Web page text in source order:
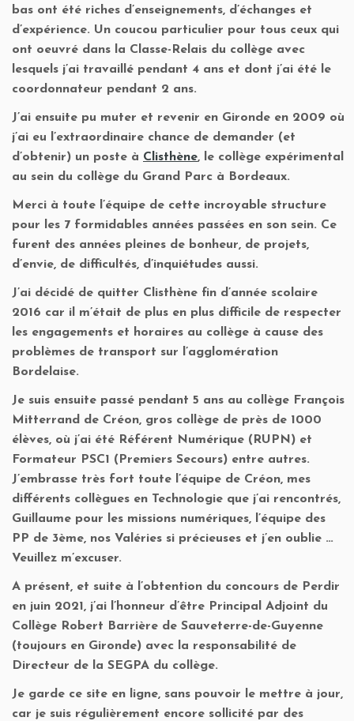
bas ont été riches d’enseignements, d’échanges et
d’expérience. Un coucou particulier pour tous ceux qui
ont oeuvré dans la Classe-Relais du collège avec
lesquels j’ai travaillé pendant 4 ans et dont j’ai été le
coordonnateur pendant 2 ans.
J’ai ensuite pu muter et revenir en Gironde en 2009 où
j’ai eu l’extraordinaire chance de demander (et
d’obtenir) un poste à Clisthène, le collège expérimental
au sein du collège du Grand Parc à Bordeaux.
Merci à toute l’équipe de cette incroyable structure
pour les 7 formidables années passées en son sein. Ce
furent des années pleines de bonheur, de projets,
d’envie, de difficultés, d’inquiétudes aussi.
J’ai décidé de quitter Clisthène fin d’année scolaire
2016 car il m’était de plus en plus difficile de respecter
les engagements et horaires au collège à cause des
problèmes de transport sur l’agglomération
Bordelaise.
Je suis ensuite passé pendant 5 ans au collège François
Mitterrand de Créon, gros collège de près de 1000
élèves, où j’ai été Référent Numérique (RUPN) et
Formateur PSC1 (Premiers Secours) entre autres.
J’embrasse très fort toute l’équipe de Créon, mes
différents collègues en Technologie que j’ai rencontrés,
Guillaume pour les missions numériques, l’équipe des
PP de 3ème, nos Valéries si précieuses et j’en oublie …
Veuillez m’excuser.
A présent, et suite à l’obtention du concours de Perdir
en juin 2021, j’ai l’honneur d’être Principal Adjoint du
Collège Robert Barrière de Sauveterre-de-Guyenne
(toujours en Gironde) avec la responsabilité de
Directeur de la SEGPA du collège.
Je garde ce site en ligne, sans pouvoir le mettre à jour,
car je suis régulièrement encore sollicité par des